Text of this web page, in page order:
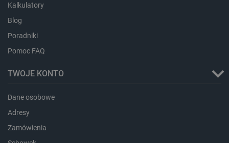
Kalkulatory
Blog
Poradniki
Pomoc FAQ
TWOJE KONTO
Dane osobowe
Adresy
Zamówienia
critCartData botland.com.pl